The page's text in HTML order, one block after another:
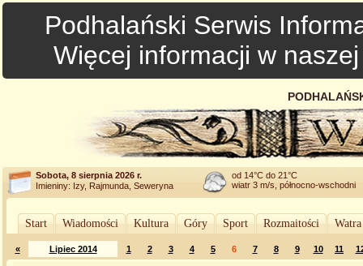
Podhalański Serwis
Więcej informacji w
Sobota, 8 sierpnia 2026 r.
Imieniny: Izy, Rajmunda, Seweryna
od 14°C do 21°C
wiatr 3 m/s, północno-wschodni
Start Wiadomości Kultura Góry Sport Rozmaitości
« Lipiec 2014 1 2 3 4 5 6 7 8 9 10 11